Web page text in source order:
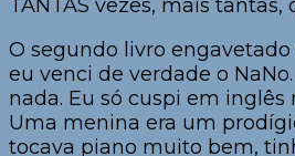
TANTAS vezes, mais
O segundo livro
eu venci de verdade o
nada. Eu só cuspi em
Uma menina era um
tocava piano muito bem,